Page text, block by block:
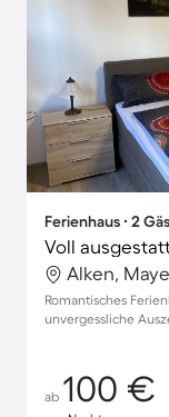
Ferienhaus ∙ 2
Alken,
Romantisches
unvergessliche
ab 100 €